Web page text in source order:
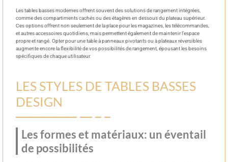
Les tables basses modernes offrent souvent des solutions de rangement intégrées,
comme des compartiments cachés ou des étagères en dessous du plateau supérieur.
Ces options offrent non seulement de la place pour les magazines, les télécommandes,
et autres accessoires quotidiens, mais permettent également de maintenir l’espace
propre et rangé. Opter pour une table à panneaux pivotants ou à plateaux réversibles
augmente encore la flexibilité de vos possibilités de rangement, épousant les besoins
spécifiques de chaque utilisateur.
LES STYLES DE TABLES BASSES
DESIGN
Les formes et matériaux: un éventail
de possibilités